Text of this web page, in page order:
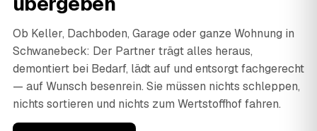
Ob Keller, Dachboden, Garage oder ganze Wohnung in
Schwanebeck: Der Partner trägt alles heraus,
demontiert bei Bedarf, lädt auf und entsorgt fachgerecht
— auf Wunsch besenrein. Sie müssen nichts schleppen,
nichts sortieren und nichts zum Wertstoffhof fahren.